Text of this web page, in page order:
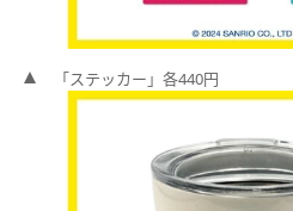
「ステッカー」各440円